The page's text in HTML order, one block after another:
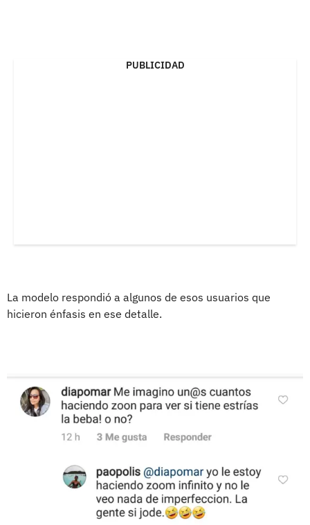
PUBLICIDAD
La modelo respondió a algunos de esos usuarios que
hicieron énfasis en ese detalle.